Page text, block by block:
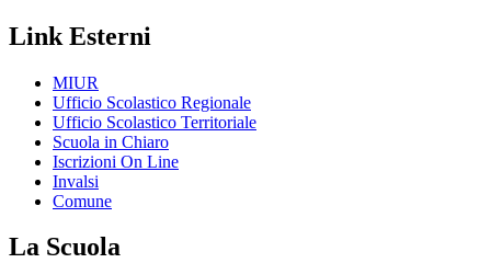
Link Esterni
MIUR
Ufficio Scolastico Regionale
Ufficio Scolastico Territoriale
Scuola in Chiaro
Iscrizioni On Line
Invalsi
Comune
La Scuola